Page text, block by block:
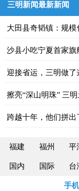
三明新闻最新新闻
大田县奇韬镇：规
沙县小吃宁夏首家旗
迎接省运，三明做
擦亮“深山明珠” 三
跨越十年，他们拼出
福建 福州 平
国内 国际 台
手